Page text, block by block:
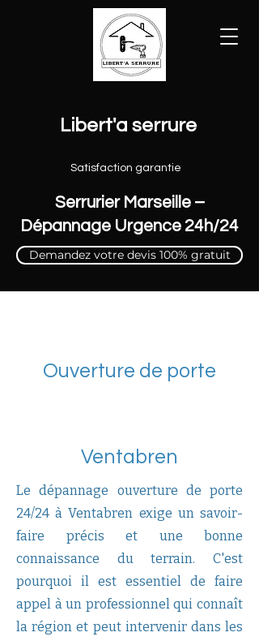
Satisfaction garantie
Libert'a serrure
Serrurier Marseille –
Dépannage Urgence 24h/24
Demandez votre devis 100% gratuit
Ouverture de porte
Ventabren
Le dépannage ouverture de porte
24/24 à Ventabren exige un savoir-
faire précis et une bonne
connaissance du terrain. C'est
pourquoi il est essentiel de faire
appel à un professionnel qui connaît
la région et peut intervenir dans les